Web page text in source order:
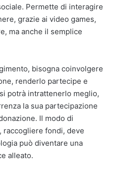
Permette di interagire
grazie ai video games,
ma anche il semplice
bisogna coinvolgere
renderlo partecipe e
potrà intrattenerlo meglio,
la sua partecipazione
Il modo di
raccogliere fondi, deve
può diventare una
alleato.